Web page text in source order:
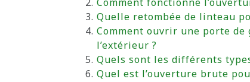
Quelle retombée de linteau
Comment ouvrir une porte de
l’extérieur ?
Quels sont les différents
Quel est l’ouverture brute